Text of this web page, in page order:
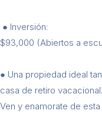
● Inversión:
$93,000 (Abiertos a
● Una propiedad ideal
casa de retiro vacacional.
Ven y enamorate de